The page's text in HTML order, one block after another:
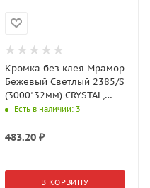
Кромка без клея Мрамор
Бежевый Светлый 2385/S
(3000*32мм) CRYSTAL,
АМК-Троя
Есть в наличии: 3
483.20₽
В КОРЗИНУ